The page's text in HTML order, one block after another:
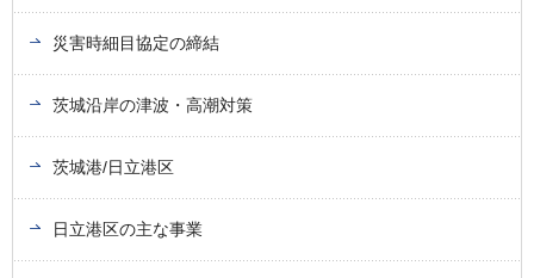
災害時細目協定の締結
茨城沿岸の津波・高潮対策
茨城港/日立港区
日立港区の主な事業